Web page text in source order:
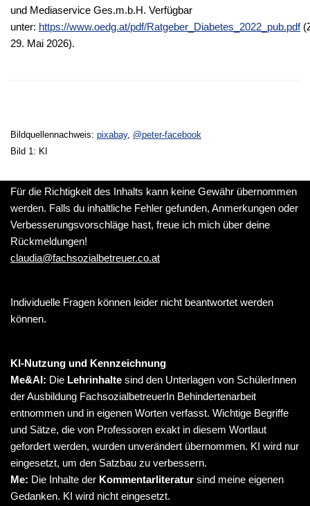
und Mediaservice Ges.m.b.H. Verfügbar
unter: https://www.oedg.at/pdf/Ratgeber_Diabetes_2022_pub.pdf
29. Mai 2026).
Bildquellennachweis: pixabay, @peter-facebook
Bild 1: KI
Für die Richtigkeit des Inhalts kann keine Gewähr übernommen
werden. Falls du inhaltliche Fehler gefunden, Anmerkungen oder
Verbesserungsvorschläge hast, freue ich mich über deine
Rückmeldungen!
claudia@fachsozialbetreuer.co.at
Individuelle Fragen können leider nicht beantwortet werden
können.
KI-Nutzung und Kennzeichnung
Me&AI: Die Lehrinhalte sind den Unterlagen von SchülerInnen
der Ausbildung FachsozialbetreuerIn Behindertenarbeit
entnommen und in eigenen Worten verfasst. Wichtige Begriffe
und Sätze, die von Professoren exakt in diesem Wortlaut
gefordert werden, wurden unverändert übernommen. KI wird nur
eingesetzt, um den Satzbau zu verbessern.
Me: Die Inhalte der Kommentarliteratur sind meine eigenen
Gedanken. KI wird nicht eingesetzt.